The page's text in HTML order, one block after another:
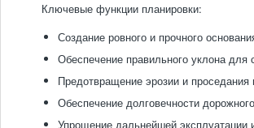
Ключевые функции планировки:
Создание ровного и прочного
Обеспечение правильного уклона
Предотвращение эрозии и проседания
Обеспечение долговечности
Упрощение дальнейшей эксплуатации